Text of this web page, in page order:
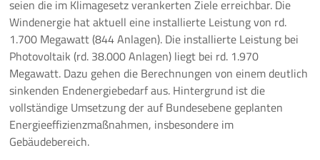
seien die im Klimagesetz verankerten Ziele erreichbar. Die
Windenergie hat aktuell eine installierte Leistung von rd.
1.700 Megawatt (844 Anlagen). Die installierte Leistung bei
Photovoltaik (rd. 38.000 Anlagen) liegt bei rd. 1.970
Megawatt. Dazu gehen die Berechnungen von einem deutlich
sinkenden Endenergiebedarf aus. Hintergrund ist die
vollständige Umsetzung der auf Bundesebene geplanten
Energieeffizienzmaßnahmen, insbesondere im
Gebäudebereich.